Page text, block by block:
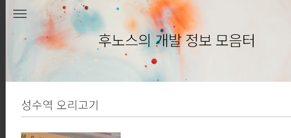
후노스의 개발 정보 모음터
성수역 오리고기